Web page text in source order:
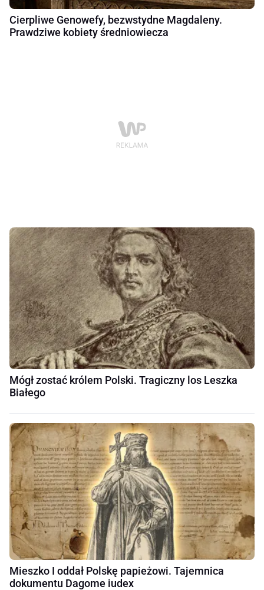
Cierpliwe Genowefy, bezwstydne Magdaleny.
Prawdziwe kobiety średniowiecza
Mógł zostać królem Polski. Tragiczny los Leszka
Białego
Mieszko I oddał Polskę papieżowi. Tajemnica
dokumentu Dagome iudex